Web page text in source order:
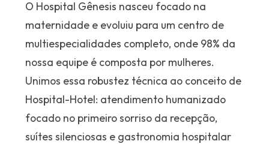
O Hospital Gênesis nasceu focado na
maternidade e evoluiu para um centro de
multiespecialidades completo, onde 98% da
nossa equipe é composta por mulheres.
Unimos essa robustez técnica ao conceito de
Hospital-Hotel: atendimento humanizado
focado no primeiro sorriso da recepção,
suítes silenciosas e gastronomia hospitalar